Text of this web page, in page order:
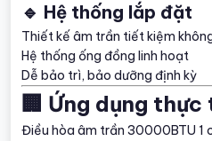
🔹 Hệ thống lắp đặt
Thiết kế âm trần tiết kiệm
Hệ thống ống đồng linh hoạt
Dễ bảo trì, bảo dưỡng định kỳ
🏢 Ứng dụng thực
Điều hòa âm trần 30000BTU 1